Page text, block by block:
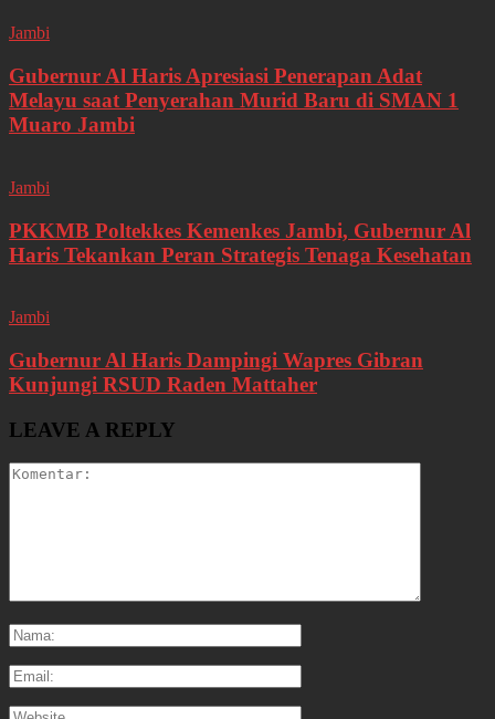
Jambi
Gubernur Al Haris Apresiasi Penerapan Adat
Melayu saat Penyerahan Murid Baru di SMAN 1
Muaro Jambi
Jambi
PKKMB Poltekkes Kemenkes Jambi, Gubernur Al
Haris Tekankan Peran Strategis Tenaga Kesehatan
Jambi
Gubernur Al Haris Dampingi Wapres Gibran
Kunjungi RSUD Raden Mattaher
LEAVE A REPLY